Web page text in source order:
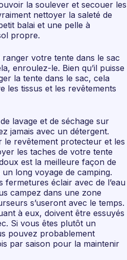
la soulever et secouer les
nettoyer la saleté de
balai et une pelle à
propre.
votre tente dans le sac
enroulez-le. Bien qu’il puisse
la tente dans le sac, cela
les tissus et les revêtements
lavage et de séchage sur
jamais avec un détergent.
le revêtement protecteur et les
les taches de votre tente
est la meilleure façon de
long voyage de camping.
fermetures éclair avec de l’eau
campez dans une zone
s’useront avec le temps.
à eux, doivent être essuyés
Si vous êtes plutôt un
pouvez probablement
par saison pour la maintenir